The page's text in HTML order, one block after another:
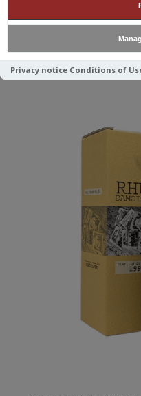
Privacy notice Conditions of